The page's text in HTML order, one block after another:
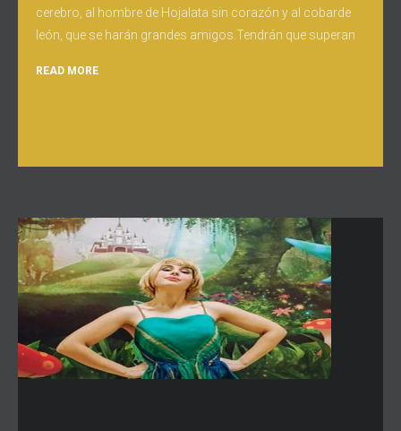
cerebro, al hombre de Hojalata sin corazón y al cobarde
león, que se harán grandes amigos.Tendrán que superan
READ MORE